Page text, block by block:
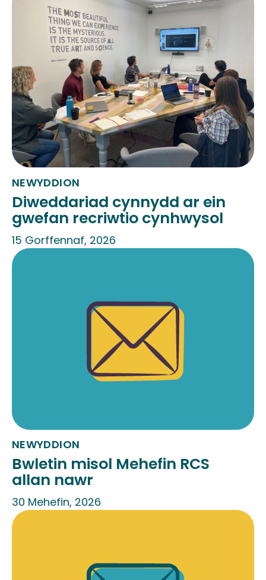
NEWYDDION
Diweddariad cynnydd ar ein
gwefan recriwtio cynhwysol
15 Gorffennaf, 2026
NEWYDDION
Bwletin misol Mehefin RCS
allan nawr
30 Mehefin, 2026